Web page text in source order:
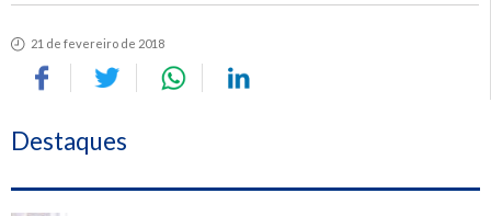
21 de fevereiro de 2018
Destaques